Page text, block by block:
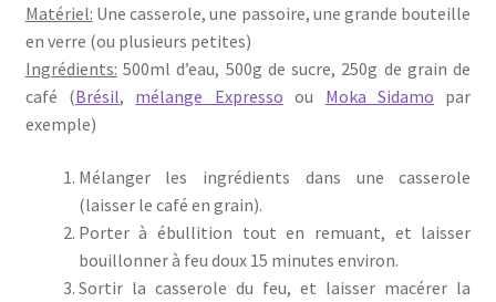
Matériel: Une casserole, une passoire, une grande bouteille
en verre (ou plusieurs petites)
Ingrédients: 500ml d’eau, 500g de sucre, 250g de grain de
café (Brésil, mélange Expresso ou Moka Sidamo par
exemple)
Mélanger les ingrédients dans une casserole
(laisser le café en grain).
Porter à ébullition tout en remuant, et laisser
bouillonner à feu doux 15 minutes environ.
Sortir la casserole du feu, et laisser macérer la